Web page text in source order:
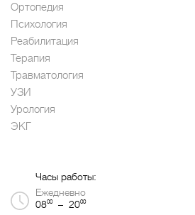
Ортопедия
Психология
Реабилитация
Терапия
Травматология
УЗИ
Урология
ЭКГ
Часы работы:
Ежедневно
0800– 2000